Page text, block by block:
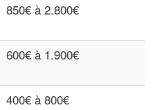
850€ à 2.800€
600€ à 1.900€
400€ à 800€